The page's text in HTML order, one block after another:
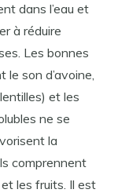
dans l’eau et
à réduire
Les bonnes
le son d’avoine,
et les
ne se
la
comprennent
les fruits. Il est